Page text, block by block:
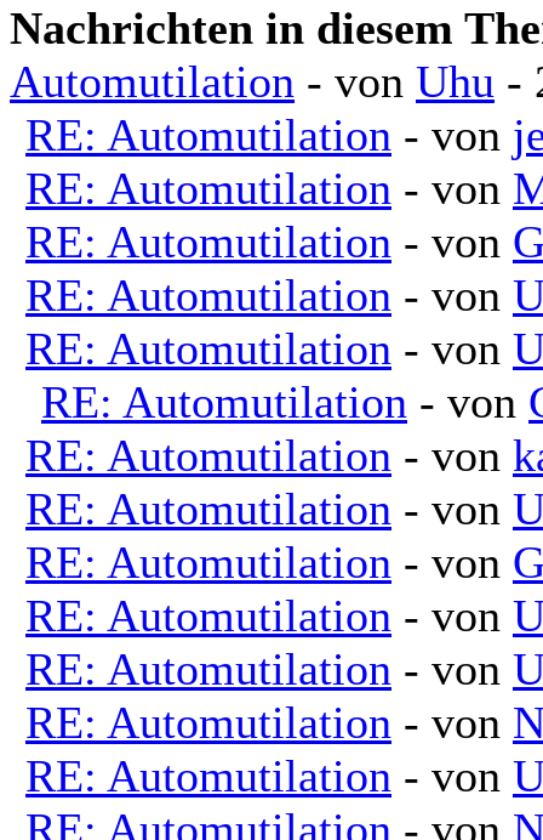
Nachrichten in diesem
Automutilation - von Uhu -
RE: Automutilation - von
RE: Automutilation - von
RE: Automutilation - von
RE: Automutilation - von
RE: Automutilation - von
RE: Automutilation - von
RE: Automutilation - von
RE: Automutilation - von
RE: Automutilation - von
RE: Automutilation - von
RE: Automutilation - von
RE: Automutilation - von
RE: Automutilation - von
RE: Automutilation - von